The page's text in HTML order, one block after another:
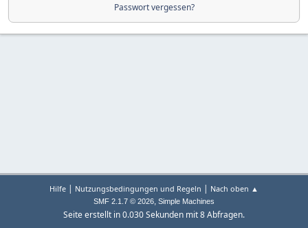
Passwort vergessen?
Hilfe | Nutzungsbedingungen und Regeln | Nach oben ▲
SMF 2.1.7 © 2026, Simple Machines
Seite erstellt in 0.030 Sekunden mit 8 Abfragen.